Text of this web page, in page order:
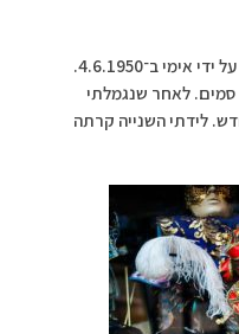
"נולדתי פעמיים. בפעם הראשונה על ידי אימי ב־4.6.1950.
סמים. לאחר שנגמלתי
מחדש. לידתי השנייה קרתה